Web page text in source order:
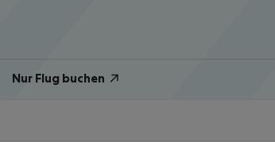
Nur Flug buchen